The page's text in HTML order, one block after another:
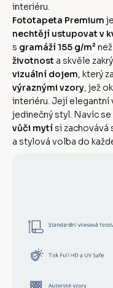
interiéru.
Fototapeta Premium
nechtějí ustupovat v
s gramáží 155 g/m²
životnost a skvěle
vizuální dojem, který
výraznými vzory, jež
interiéru. Její elegantní
jedinečný styl. Navíc se
vůči mytí si zachovává
a stylová volba do